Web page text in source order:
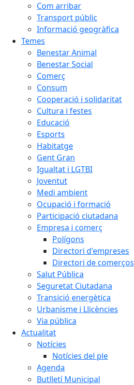
Com arribar
Transport públic
Informació geogràfica
Temes
Benestar Animal
Benestar Social
Comerç
Consum
Cooperació i solidaritat
Cultura i festes
Educació
Esports
Habitatge
Gent Gran
Igualtat i LGTBI
Joventut
Medi ambient
Ocupació i formació
Participació ciutadana
Empresa i comerç
Polígons
Directori d'empreses
Directori de comerços
Salut Pública
Seguretat Ciutadana
Transició energètica
Urbanisme i Llicències
Via pública
Actualitat
Notícies
Notícies del ple
Agenda
Butlletí Municipal